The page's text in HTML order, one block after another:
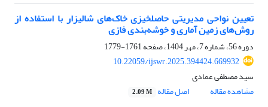
تعیین نواحی مدیریتی حاصلخیزی خاک‌های شالیزار با استفاده از
روش‌های زمین آماری و خوشه‌بندی فازی
دوره 56، شماره 7، مهر 1404، صفحه
1761-1779
10.22059/ijswr.2025.394424.669932
سید مصطفی عمادی
مشاهده مقاله
اصل مقاله 2.09 M